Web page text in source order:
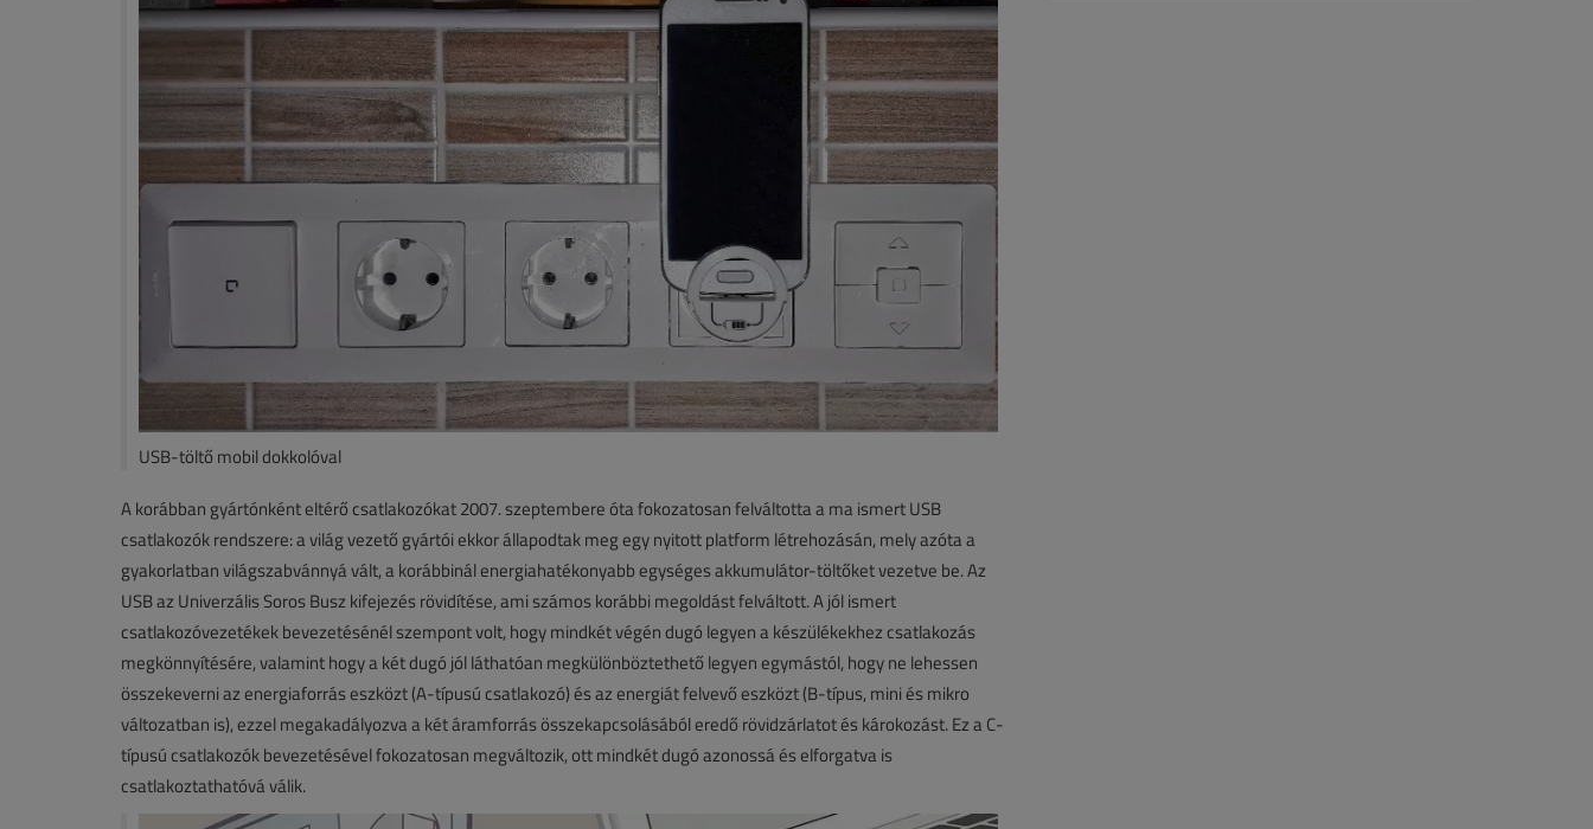
USB-töltő mobil dokkolóval
A korábban gyártónként eltérő csatlakozókat 2007. szeptembere óta fokozatosan felváltotta a ma ismert USB
csatlakozók rendszere: a világ vezető gyártói ekkor állapodtak meg egy nyitott platform létrehozásán, mely azóta a
gyakorlatban világszabvánnyá vált, a korábbinál energiahatékonyabb egységes akkumulátor-töltőket vezetve be. Az
USB az Univerzális Soros Busz kifejezés rövidítése, ami számos korábbi megoldást felváltott. A jól ismert
csatlakozóvezetékek bevezetésénél szempont volt, hogy mindkét végén dugó legyen a készülékekhez csatlakozás
megkönnyítésére, valamint hogy a két dugó jól láthatóan megkülönböztethető legyen egymástól, hogy ne lehessen
összekeverni az energiaforrás eszközt (A-típusú csatlakozó) és az energiát felvevő eszközt (B-típus, mini és mikro
változatban is), ezzel megakadályozva a két áramforrás összekapcsolásából eredő rövidzárlatot és károkozást. Ez a C-
típusú csatlakozók bevezetésével fokozatosan megváltozik, ott mindkét dugó azonossá és elforgatva is
csatlakoztathatóvá válik.